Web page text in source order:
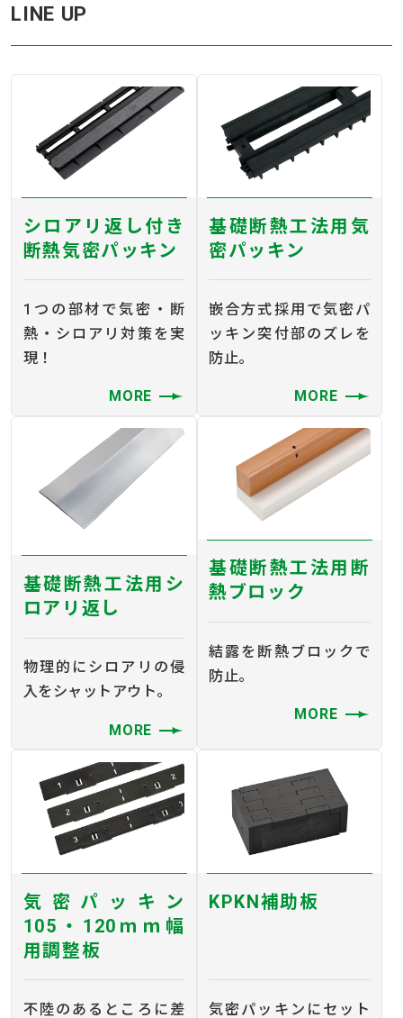
LINE UP
シロアリ返し付き
断熱気密パッキン
1つの部材で気密・断
熱・シロアリ対策を実
現！
MORE
基礎断熱工法用気
密パッキン
嵌合方式採用で気密パ
ッキン突付部のズレを
防止。
MORE
基礎断熱工法用シ
ロアリ返し
物理的にシロアリの侵
入をシャットアウト。
MORE
基礎断熱工法用断
熱ブロック
結露を断熱ブロックで
防止。
MORE
気密パッキン
105・120ｍｍ幅
用調整板
不陸のあるところに差
KPKN補助板
気密パッキンにセット